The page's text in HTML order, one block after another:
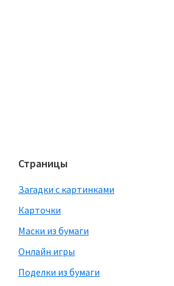
Страницы
Загадки с картинками
Карточки
Маски из бумаги
Онлайн игры
Поделки из бумаги